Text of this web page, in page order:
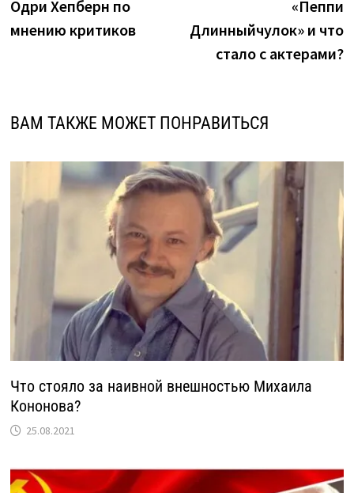
записям
Одри Хепберн по
мнению критиков
«Пеппи
Длинныйчулок» и что
стало с актерами?
ВАМ ТАКЖЕ МОЖЕТ ПОНРАВИТЬСЯ
Что стояло за наивной внешностью Михаила
Кононова?
25.08.2021